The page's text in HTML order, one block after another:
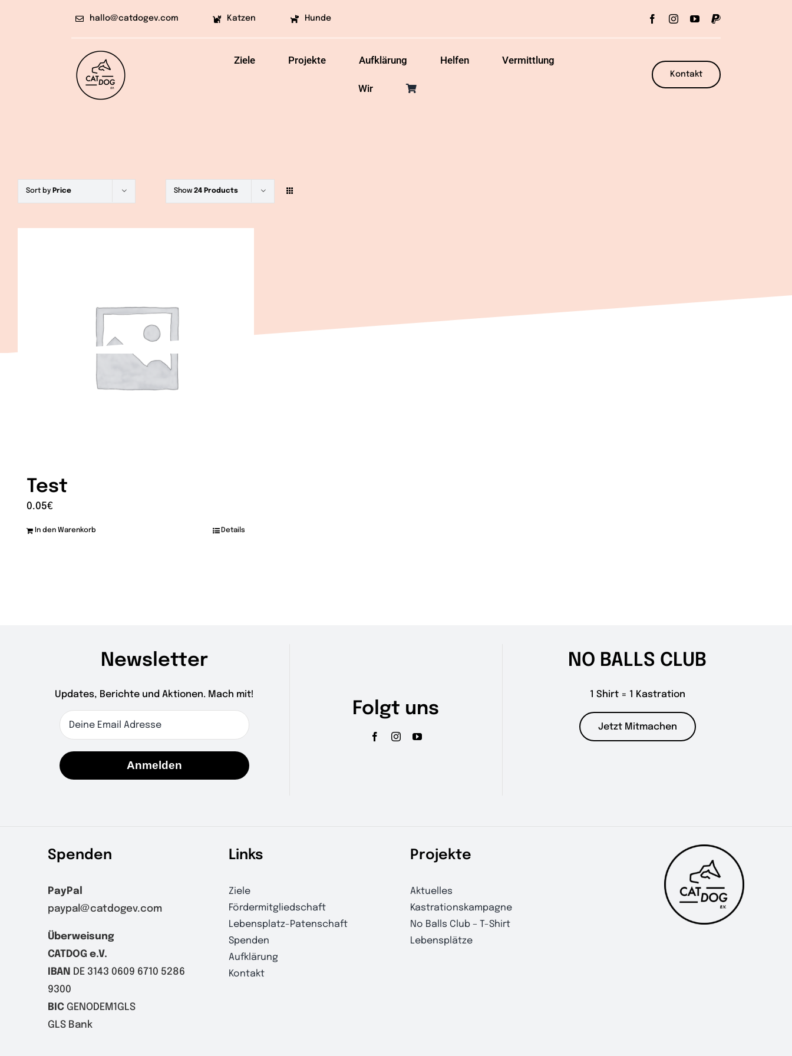
hallo@catdogev.com Katzen Hunde
Ziele Projekte Aufklärung Helfen Vermittlung
Wir
Kontakt
Sort by Price Show 24 Products
Test
0.05€
In den Warenkorb Details
Newsletter
Updates, Berichte und Aktionen. Mach mit!
Anmelden
Folgt uns
NO BALLS CLUB
1 Shirt = 1 Kastration
Jetzt Mitmachen
Spenden
PayPal
paypal@catdogev.com
Überweisung
CATDOG e.V.
IBAN
DE 3143 0609 6710 5286
9300
BICGENODEM1GLS
GLS Bank
Links
Ziele
Fördermitgliedschaft
Lebensplatz-Patenschaft
Spenden
Aufklärung
Kontakt
Projekte
Aktuelles
Kastrationskampagne
No Balls Club – T-Shirt
Lebensplätze